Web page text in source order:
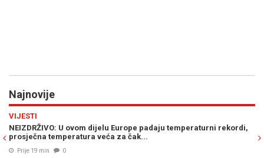
Najnovije
Europe padaju temperaturni rekordi,
za čak...
AMERIČKI SENATOR ZVONI
ovaj rat, Teheran jača..."